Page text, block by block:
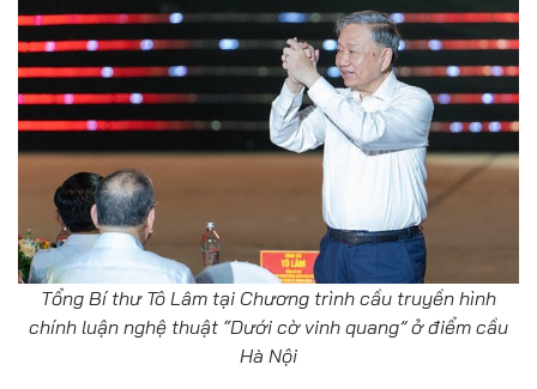
Multimedia
Tổng Bí thư Tô Lâm tại Chương trình cầu truyền hình
chính luận nghệ thuật “Dưới cờ vinh quang” ở điểm cầu
Hà Nội